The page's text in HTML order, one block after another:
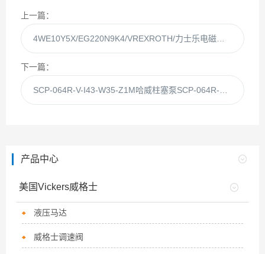
上一篇：
下一篇：
产品中心
美国Vickers威格士
液压马达
威格士调速阀